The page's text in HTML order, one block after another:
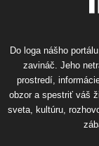
Do loga nášho
zavináč. Jeho
prostredí,
obzor a spestriť váš
sveta, kultúru,